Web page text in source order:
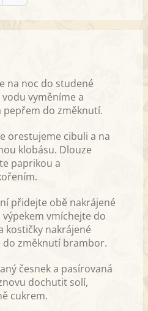
na noc do studené
vyměníme a
pepřem do změknutí.
orestujeme cibuli a na
klobásu. Dlouze
paprikou a
přidejte obě nakrájené
výpekem vmíchejte do
kostičky nakrájené
změknutí brambor.
česnek a pasírovaná
dochutit solí,
cukrem.